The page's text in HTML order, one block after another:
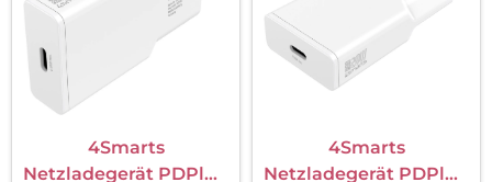
4Smarts
Netzladegerät PDPlug
4Smarts
Netzladegerät PDPlug